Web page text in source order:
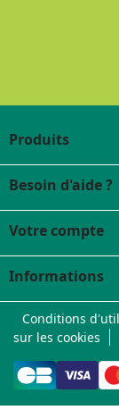
Produits
Besoin d'aide ?
Votre compte
Informations
Conditions
sur les cookies